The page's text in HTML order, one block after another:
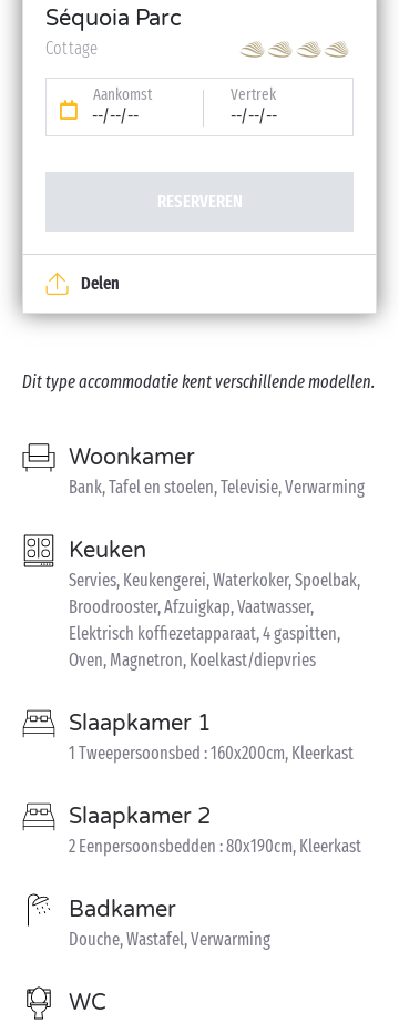
Séquoia Parc
Cottage
Aankomst
--/--/--
Vertrek
--/--/--
RESERVEREN
Delen
Dit type accommodatie kent verschillende modellen.
Woonkamer
Bank, Tafel en stoelen, Televisie, Verwarming
Keuken
Servies, Keukengerei, Waterkoker, Spoelbak,
Broodrooster, Afzuigkap, Vaatwasser,
Elektrisch koffiezetapparaat, 4 gaspitten,
Oven, Magnetron, Koelkast/diepvries
Slaapkamer 1
1 Tweepersoonsbed : 160x200cm, Kleerkast
Slaapkamer 2
2 Eenpersoonsbedden : 80x190cm, Kleerkast
Badkamer
Douche, Wastafel, Verwarming
WC